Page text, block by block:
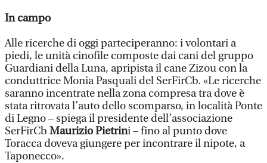
In campo
Alle ricerche di oggi parteciperanno: i volontari a
piedi, le unità cinofile composte dai cani del gruppo
Guardiani della Luna, apripista il cane Zizou con la
conduttrice Monia Pasquali del SerFirCb. «Le ricerche
saranno incentrate nella zona compresa tra dove è
stata ritrovata l’auto dello scomparso, in località Ponte
di Legno – spiega il presidente dell’associazione
SerFirCb Maurizio Pietrini – fino al punto dove
Toracca doveva giungere per incontrare il nipote, a
Taponecco».